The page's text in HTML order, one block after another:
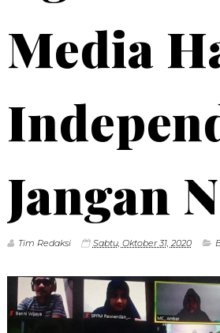
Media
Jangan
Tim Redaksi Sabtu, Oktober 31, 2020